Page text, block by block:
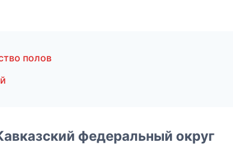
полов
федеральный округ